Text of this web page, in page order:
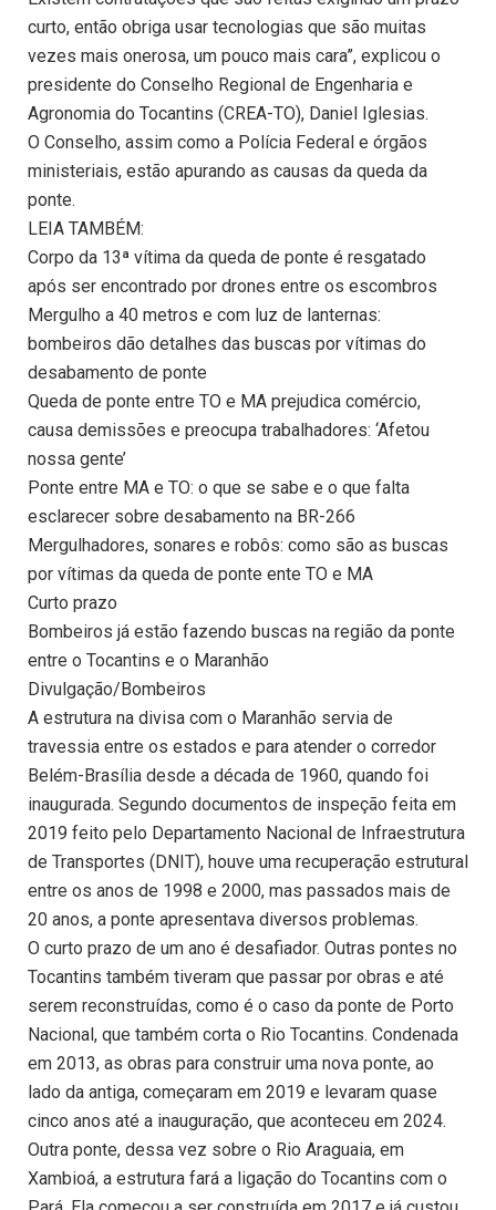
curto, então obriga usar tecnologias que são muitas
vezes mais onerosa, um pouco mais cara”, explicou o
presidente do Conselho Regional de Engenharia e
Agronomia do Tocantins (CREA-TO), Daniel Iglesias.
O Conselho, assim como a Polícia Federal e órgãos
ministeriais, estão apurando as causas da queda da
ponte.
LEIA TAMBÉM:
Corpo da 13ª vítima da queda de ponte é resgatado
após ser encontrado por drones entre os escombros
Mergulho a 40 metros e com luz de lanternas:
bombeiros dão detalhes das buscas por vítimas do
desabamento de ponte
Queda de ponte entre TO e MA prejudica comércio,
causa demissões e preocupa trabalhadores: ‘Afetou
nossa gente’
Ponte entre MA e TO: o que se sabe e o que falta
esclarecer sobre desabamento na BR-266
Mergulhadores, sonares e robôs: como são as buscas
por vítimas da queda de ponte ente TO e MA
Curto prazo
Bombeiros já estão fazendo buscas na região da ponte
entre o Tocantins e o Maranhão
Divulgação/Bombeiros
A estrutura na divisa com o Maranhão servia de
travessia entre os estados e para atender o corredor
Belém-Brasília desde a década de 1960, quando foi
inaugurada. Segundo documentos de inspeção feita em
2019 feito pelo Departamento Nacional de Infraestrutura
de Transportes (DNIT), houve uma recuperação estrutural
entre os anos de 1998 e 2000, mas passados mais de
20 anos, a ponte apresentava diversos problemas.
O curto prazo de um ano é desafiador. Outras pontes no
Tocantins também tiveram que passar por obras e até
serem reconstruídas, como é o caso da ponte de Porto
Nacional, que também corta o Rio Tocantins. Condenada
em 2013, as obras para construir uma nova ponte, ao
lado da antiga, começaram em 2019 e levaram quase
cinco anos até a inauguração, que aconteceu em 2024.
Outra ponte, dessa vez sobre o Rio Araguaia, em
Xambioá, a estrutura fará a ligação do Tocantins com o